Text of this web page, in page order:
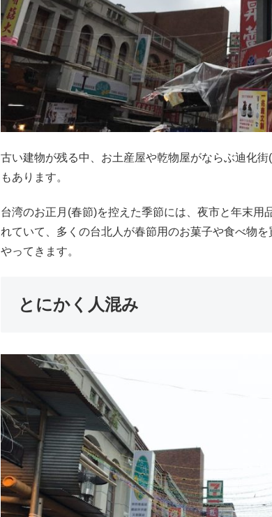
古い建物が残る中、お土産屋や乾物屋がならぶ迪化
もあります。
台湾のお正月(春節)を控えた季節には、夜市と年末
れていて、多くの台北人が春節用のお菓子や食べ物
やってきます。
とにかく人混み